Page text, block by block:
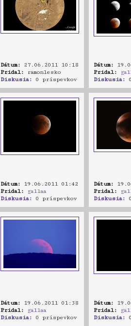
Dátum: 27.06.2011 10:18
Pridal: ramonlesko
Diskusia: 0 príspevkov
Dátum:
Pridal:
Diskusia:
Dátum: 19.06.2011 01:42
Pridal:
gallaa
Diskusia: 0 príspevkov
Dátum:
Pridal:
Diskusia:
Dátum: 19.06.2011 01:38
Pridal:
gallaa
Diskusia: 0 príspevkov
Dátum:
Pridal:
Diskusia: